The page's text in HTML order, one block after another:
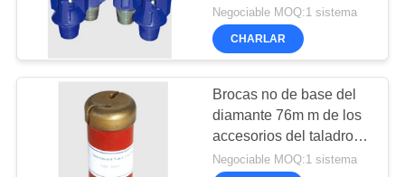
Negociable MOQ:1 sistema
CHARLAR
Brocas no de base del
diamante 76m m de los
accesorios del taladro
de base
Negociable MOQ:1 sistema